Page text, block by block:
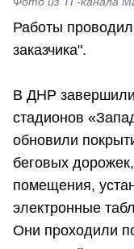
Работы
заказчика".
В ДНР завершили
стадионов
обновили
беговых
помещения,
электронные
Они проходили